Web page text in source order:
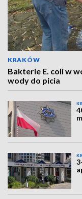
KRAKÓW
Bakterie E. coli w
wody do picia